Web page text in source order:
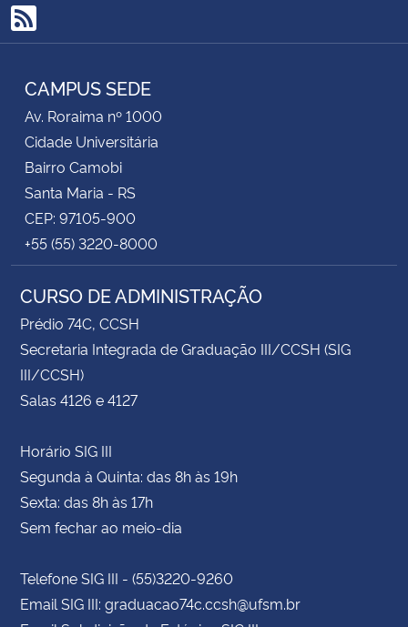
RSS
CAMPUS SEDE
Av. Roraima nº 1000
Cidade Universitária
Bairro Camobi
Santa Maria - RS
CEP: 97105-900
+55 (55) 3220-8000
CURSO DE ADMINISTRAÇÃO
Prédio 74C, CCSH
Secretaria Integrada de Graduação III/CCSH (SIG
III/CCSH)
Salas 4126 e 4127
Horário SIG III
Segunda à Quinta: das 8h às 19h
Sexta: das 8h às 17h
Sem fechar ao meio-dia
Telefone SIG III - (55)3220-9260
Email SIG III: graduacao74c.ccsh@ufsm.br